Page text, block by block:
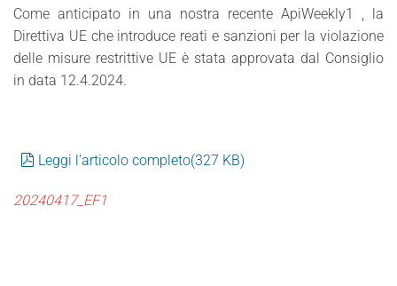
Come anticipato in una nostra recente ApiWeekly1 , la
Direttiva UE che introduce reati e sanzioni per la violazione
delle misure restrittive UE è stata approvata dal Consiglio
in data 12.4.2024.
pdf
Leggi l'articolo completo(327 KB)
20240417_EF1